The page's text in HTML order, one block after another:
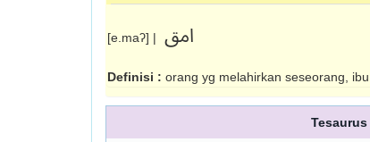
[e.maʔ] | امق
Definisi : orang yg melahirkan seseorang, ibu.
Tesaurus